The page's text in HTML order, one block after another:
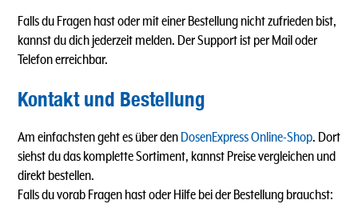
Falls du Fragen hast oder mit einer Bestellung nicht zufrieden bist,
kannst du dich jederzeit melden. Der Support ist per Mail oder
Telefon erreichbar.
Kontakt und Bestellung
Am einfachsten geht es über den DosenExpress Online-Shop. Dort
siehst du das komplette Sortiment, kannst Preise vergleichen und
direkt bestellen.
Falls du vorab Fragen hast oder Hilfe bei der Bestellung brauchst: